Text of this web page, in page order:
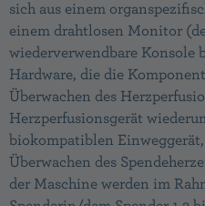
sich aus einem
einem drahtlosen Monitor
wiederverwendbare Konsole
Hardware, die die
Überwachen des
Herzperfusionsgerät
biokompatiblen
Überwachen des
der Maschine werden im